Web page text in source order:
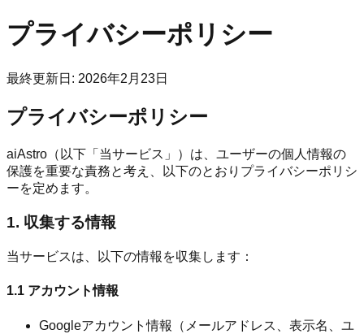
プライバシーポリシー
最終更新日: 2026年2月23日
プライバシーポリシー
aiAstro（以下「当サービス」）は、ユーザーの個人情報の
保護を重要な責務と考え、以下のとおりプライバシーポリシ
ーを定めます。
1. 収集する情報
当サービスは、以下の情報を収集します：
1.1 アカウント情報
Googleアカウント情報（メールアドレス、表示名、ユ